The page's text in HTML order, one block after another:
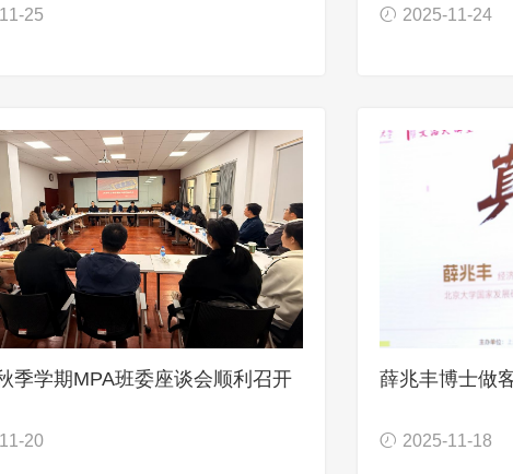
25 2025-11-24
季学期MPA班委座谈会顺利召开
20
薛兆丰博士做
2025-11-18